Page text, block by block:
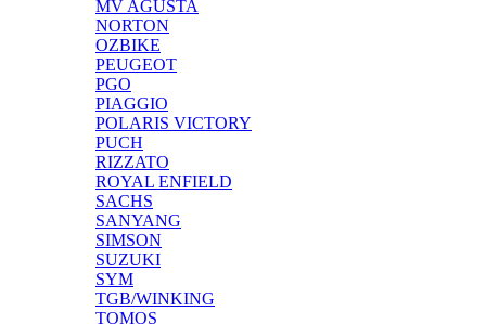
MV AGUSTA
NORTON
OZBIKE
PEUGEOT
PGO
PIAGGIO
POLARIS VICTORY
PUCH
RIZZATO
ROYAL ENFIELD
SACHS
SANYANG
SIMSON
SUZUKI
SYM
TGB/WINKING
TOMOS